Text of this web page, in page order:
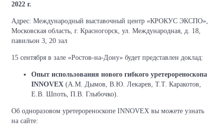
2022 г.
Адрес: Международный выставочный центр «КРОКУС ЭКСПО»,
Московская область, г. Красногорск, ул. Международная, д. 18,
павильон 3, 20 зал
15 сентября в зале «Ростов-на-Дону» будет представлен доклад:
Опыт использования нового гибкого уретерореноскопа
INNOVEX (А.М. Дымов, В.Ю. Лекарев, Т.Т. Каракотов,
Е.В. Шпоть, П.В. Глыбочко).
Об одноразовом уретерореноскопе INNOVEX вы можете узнать
на сайте: